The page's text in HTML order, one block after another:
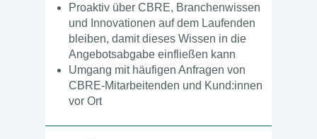
Proaktiv über CBRE, Branchenwissen
und Innovationen auf dem Laufenden
bleiben, damit dieses Wissen in die
Angebotsabgabe einfließen kann
Umgang mit häufigen Anfragen von
CBRE-Mitarbeitenden und Kund:innen
vor Ort